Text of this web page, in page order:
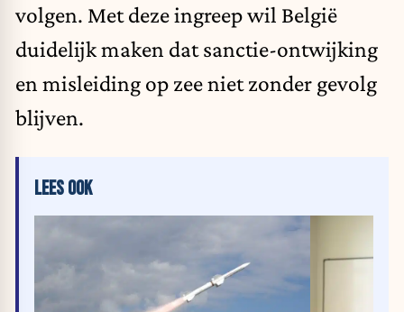
volgen. Met deze ingreep wil België
duidelijk maken dat sanctie-ontwijking
en misleiding op zee niet zonder gevolg
blijven.
LEES OOK